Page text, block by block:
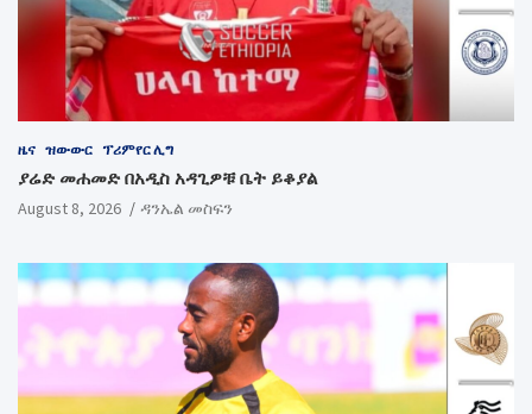
ዜና ዝውውር ፕሪምየር ሊግ
ያሬድ መሐመድ በአዲስ አዳጊዎቹ ቤት ይቆያል
August 8, 2026 ዳንኤል መስፍን